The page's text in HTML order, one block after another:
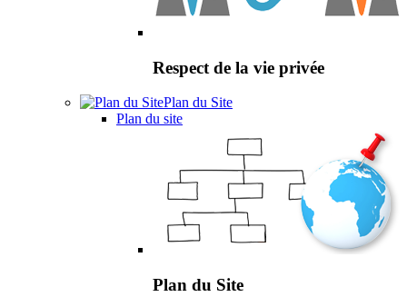
Respect de la vie privée
Plan du Site
Plan du site
Plan du Site